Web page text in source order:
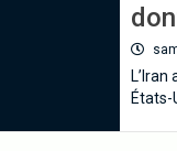
États-